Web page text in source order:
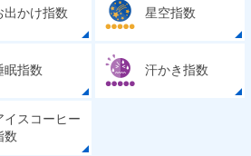
出かけ指数 星空指数
眠指数 汗かき指数
イスコーヒー
数